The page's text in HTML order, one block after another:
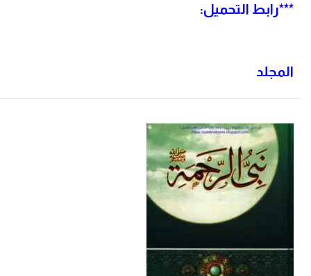
***رابط التحميل:
المجلد